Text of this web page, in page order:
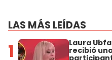
LAS MÁS LEÍDAS
1 Laura
recibió